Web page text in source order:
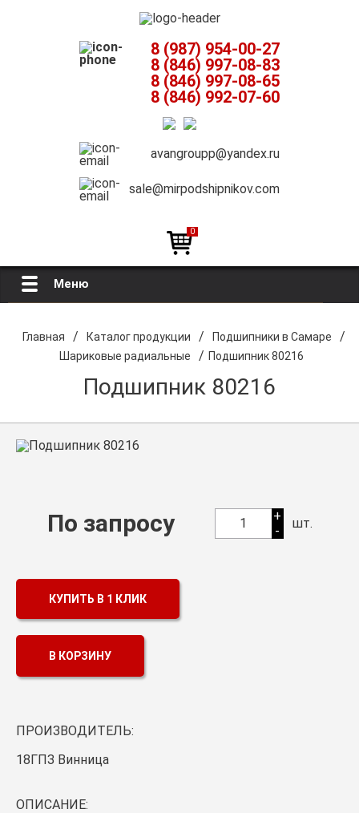
8 (987) 954-00-27
8 (846) 997-08-83
8 (846) 997-08-65
8 (846) 992-07-60
avangroupp@yandex.ru
sale@mirpodshipnikov.com
0
Меню
О компании
Оптовикам
Цепи
Главная / Каталог продукции / Подшипники в Самаре /
Шариковые радиальные / Подшипник 80216
Подшипник 80216
По запросу 1
+
-
шт.
КУПИТЬ В 1 КЛИК
В КОРЗИНУ
ПРОИЗВОДИТЕЛЬ:
18ГПЗ Винница
ОПИСАНИЕ: